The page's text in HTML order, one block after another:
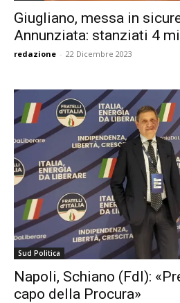
Giugliano, messa in
Annunziata: stanziati 4
redazione - 22 Dicembre 2023
Sud Politica
Napoli, Schiano (FdI):
capo della Procura»